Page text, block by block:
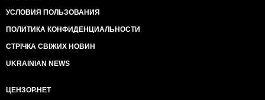
УСЛОВИЯ ПОЛЬЗОВАНИЯ
ПОЛИТИКА КОНФИДЕНЦИАЛЬНОСТИ
СТРІЧКА СВІЖИХ НОВИН
UKRAINIAN NEWS
ЦЕНЗОР.НЕТ